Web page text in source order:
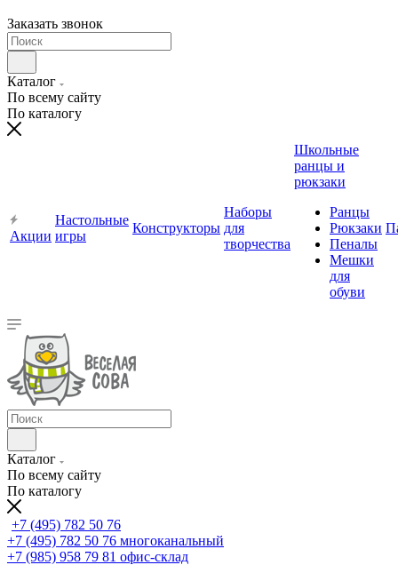
Заказать звонок
Каталог
По всему сайту
По каталогу
Акции
Настольные
игры
Конструкторы
Наборы
для
творчества
Школьные
ранцы и
рюкзаки
Ранцы
Рюкзаки
Пеналы
Мешки
для
обуви
Каталог
По всему сайту
По каталогу
+7 (495) 782 50 76
+7 (495) 782 50 76 многоканальный
+7 (985) 958 79 81 офис-склад